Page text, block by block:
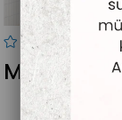
MANASTIR